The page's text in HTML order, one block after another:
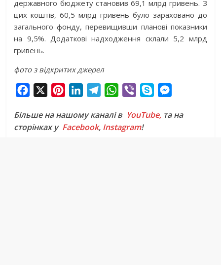
державного бюджету становив 69,1 млрд гривень. З
цих коштів, 60,5 млрд гривень було зараховано до
загального фонду, перевищивши планові показники
на 9,5%. Додаткові надходження склали 5,2 млрд
гривень.
фото з відкритих джерел
c
e
n
t
n
k
l
e
W
a
t
b
e
y
s
Більше на нашому каналі в YouTube, та на
сторінках у Facebook, Instagram!